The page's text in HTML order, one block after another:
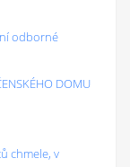
odborné
DOMU
chmele, v